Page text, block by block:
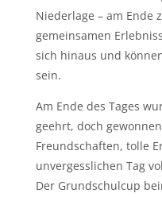
Niederlage – am Ende
gemeinsamen
sich hinaus und
sein.
Am Ende des Tages
geehrt, doch
Freundschaften, tolle
unvergesslichen Tag
Der Grundschulcup